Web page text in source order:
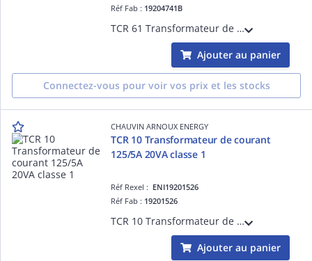
Réf Fab : 19204741B
TCR 61 Transformateur de courant à passage de barre et de câble diamètre 44mm - Rapport de transformation 800/5A - Puissance de précision 20VA - Classe de précision 1
Ajouter au panier
Connectez-vous pour voir vos prix et les stocks
CHAUVIN ARNOUX ENERGY
TCR 10 Transformateur de courant
125/5A 20VA classe 1
Réf Rexel : ENI19201526
Réf Fab : 19201526
TCR 10 Transformateur de courant à primaire bobiné - Rapport de transformation 125/5A - Puissance de précision 20VA - Classe de précision 1
Ajouter au panier